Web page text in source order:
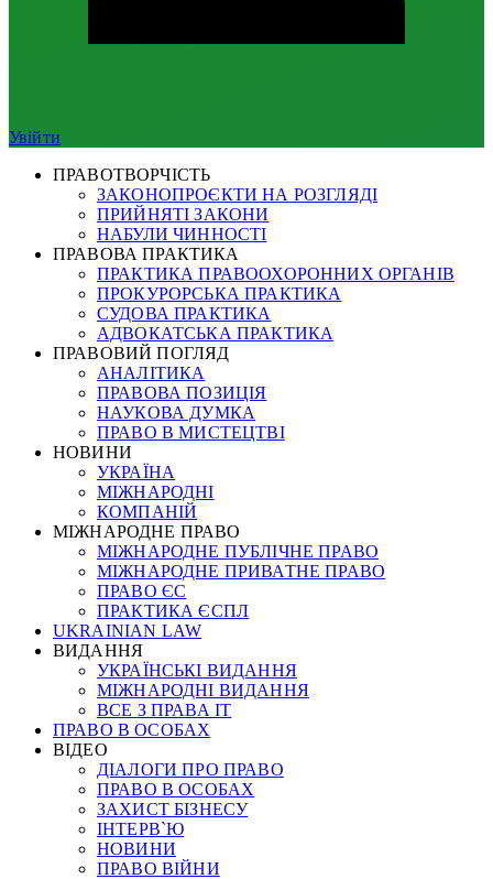
Увійти
ПРАВОТВОРЧІСТЬ
ЗАКОНОПРОЄКТИ НА РОЗГЛЯДІ
ПРИЙНЯТІ ЗАКОНИ
НАБУЛИ ЧИННОСТІ
ПРАВОВА ПРАКТИКА
ПРАКТИКА ПРАВООХОРОННИХ ОРГАНІВ
ПРОКУРОРСЬКА ПРАКТИКА
СУДОВА ПРАКТИКА
АДВОКАТСЬКА ПРАКТИКА
ПРАВОВИЙ ПОГЛЯД
АНАЛІТИКА
ПРАВОВА ПОЗИЦІЯ
НАУКОВА ДУМКА
ПРАВО В МИСТЕЦТВІ
НОВИНИ
УКРАЇНА
МІЖНАРОДНІ
КОМПАНІЙ
МІЖНАРОДНЕ ПРАВО
МІЖНАРОДНЕ ПУБЛІЧНЕ ПРАВО
МІЖНАРОДНЕ ПРИВАТНЕ ПРАВО
ПРАВО ЄС
ПРАКТИКА ЄСПЛ
UKRAINIAN LAW
ВИДАННЯ
УКРАЇНСЬКІ ВИДАННЯ
МІЖНАРОДНІ ВИДАННЯ
ВСЕ З ПРАВА ІТ
ПРАВО В ОСОБАХ
ВІДЕО
ДІАЛОГИ ПРО ПРАВО
ПРАВО В ОСОБАХ
ЗАХИСТ БІЗНЕСУ
ІНТЕРВ`Ю
НОВИНИ
ПРАВО ВІЙНИ